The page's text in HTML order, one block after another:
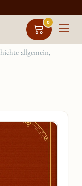
0
allgemein,